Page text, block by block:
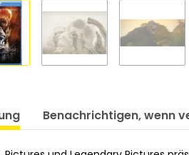
Benachrichtigen, wenn